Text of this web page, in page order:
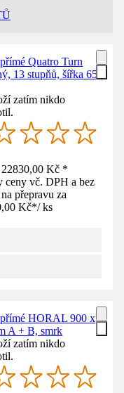
Quatro Turn
13 stupňů, šířka 65
zatím nikdo
Kč *
ceny vč. DPH a bez
přepravu za
Kč*/ ks
HORAL 900 x
A + B, smrk
zatím nikdo